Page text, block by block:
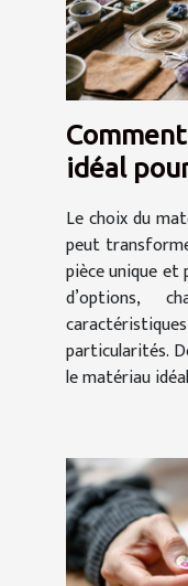
idéal
Le choix du
peut
pièce unique et
d’options,
particularités.
le matériau